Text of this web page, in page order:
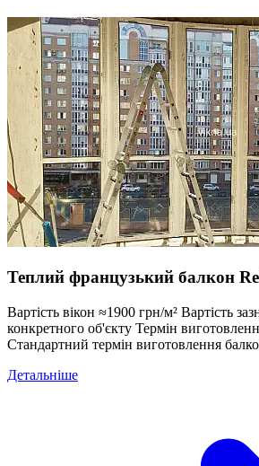
Теплий французький балкон
Вартість вікон ≈1900 грн/м² Вартість
конкретного об'єкту Термін
Стандартний термін виготовлення
Детальніше